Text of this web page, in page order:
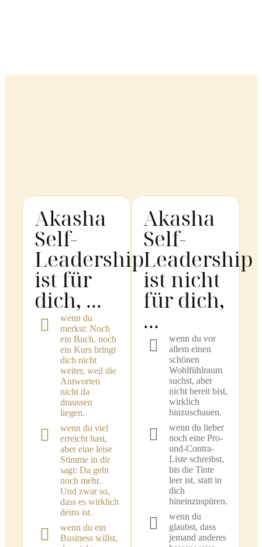
Akasha
Self-
Leadership
ist für
dich, ...
wenn du
merkst: Noch
ein Buch, noch
ein Kurs bringt
dich nicht
weiter, weil die
Antworten
nicht da
draussen
liegen.
wenn du viel
erreicht hast,
aber eine leise
Stimme in dir
sagt: Da geht
noch mehr.
Und zwar so,
dass es wirklich
deins ist.
wenn du ein
Business willst,
Akasha
Self-
Leadership
ist nicht
für dich,
...
wenn du vor
allem einen
schönen
Wohlfühlraum
suchst, aber
nicht bereit bist,
wirklich
hinzuschauen.
wenn du lieber
noch eine Pro-
und-Contra-
Liste schreibst,
bis die Tinte
leer ist, statt in
dich
hineinzuspüren.
wenn du
glaubst, dass
jemand anderes